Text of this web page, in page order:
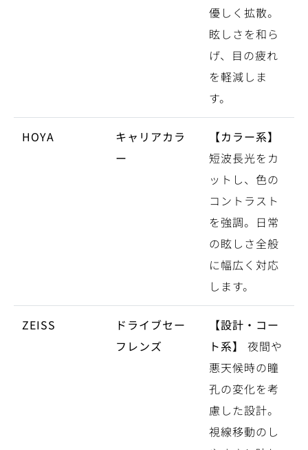
優しく拡散。
眩しさを和ら
げ、目の疲れ
を軽減しま
す。
HOYA
キャリアカラ
ー
【カラー系】
短波長光をカ
ットし、色の
コントラスト
を強調。日常
の眩しさ全般
に幅広く対応
します。
ZEISS
ドライブセー
フレンズ
【設計・コー
ト系】
夜間や
悪天候時の瞳
孔の変化を考
慮した設計。
視線移動のし